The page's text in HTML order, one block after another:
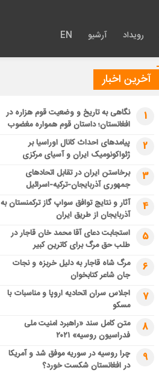
رویداد آرشیو EN
آخرین اخبار
1
نگاهی به تاریخ و وضعیت قوم هزاره در
افغانستان؛ داستان قوم همواره مغضوب
2
پیامدهای احداث کانال اوراسیا بر
ژئواکونومیک ایران و آسیای مرکزی
3
برخاستن ایران در تقابل اتحادهای
جمهوری آذربایجان-ترکیه-اسرائیل
4
آثار و نتایج توافق سواپ گاز ترکمنستان به
آذربایجان از طریق ایران
5
استجابت دعای آقا محمد خان قاجار در
طلب حق مرگ برای کاترین کبیر
6
مرگ شاه قاجار به دلیل خربزه و نجات
جان شاعر کتابخوان
7
اجلاس سران اتحادیه اروپا و مناسبات با
مسکو
8
متن کامل سند «راهبرد امنیت ملی
فدراسیون روسیه» ۲۰۲۱
9
چرا روسیه در سوریه موفق شد و آمریکا
در افغانستان شکست خورد؟